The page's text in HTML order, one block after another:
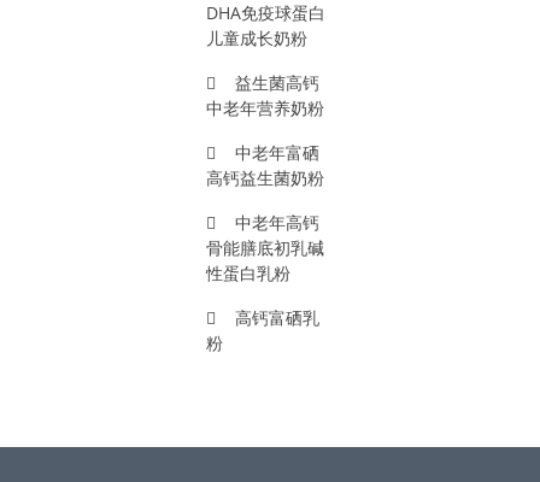
DHA免疫球蛋白
儿童成长奶粉
益生菌高钙
中老年营养奶粉
中老年富硒
高钙益生菌奶粉
中老年高钙
骨能膳底初乳碱
性蛋白乳粉
高钙富硒乳
粉